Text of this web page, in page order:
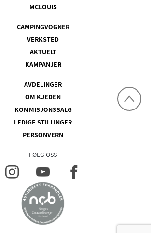
MCLOUIS
CAMPINGVOGNER
VERKSTED
AKTUELT
KAMPANJER
AVDELINGER
OM KJEDEN
KOMMISJONSSALG
LEDIGE STILLINGER
PERSONVERN
FØLG OSS